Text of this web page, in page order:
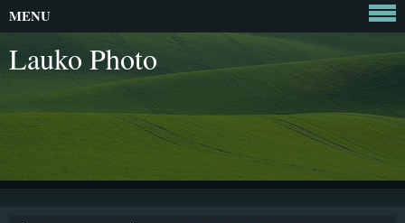
Lauko Photo
MENU